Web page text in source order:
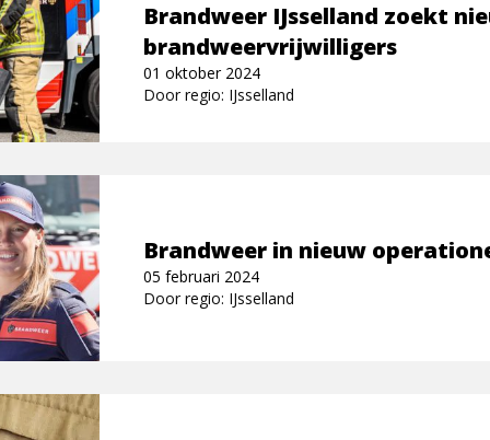
Brandweer IJsselland zoekt
brandweervrijwilligers
01 oktober 2024
Door regio: IJsselland
Brandweer in nieuw
05 februari 2024
Door regio: IJsselland